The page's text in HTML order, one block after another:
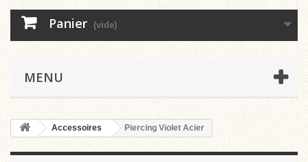
Panier (vide)
MENU
Accessoires Piercing Violet Acier